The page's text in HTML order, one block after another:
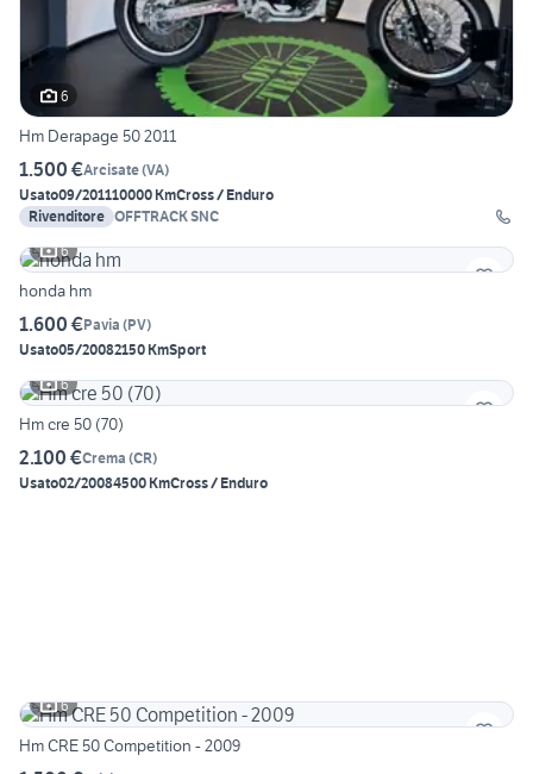
6
Hm Derapage 50 2011
1.500 €Arcisate(VA)
Usato09/201110000 KmCross / Enduro
Rivenditore OFFTRACK SNC
6
honda hm
1.600 €Pavia (PV)
Usato05/20082150 KmSport
6
Hm cre 50 (70)
2.100 €Crema (CR)
Usato02/20084500 KmCross / Enduro
6
Hm CRE 50 Competition - 2009